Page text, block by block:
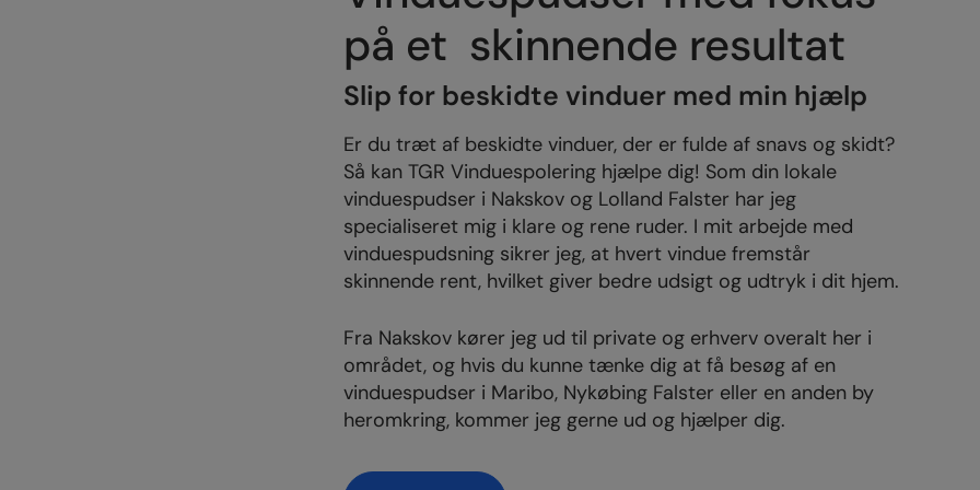
på et skinnende resultat
Slip for beskidte vinduer med min hjælp
Er du træt af beskidte vinduer, der er fulde af snavs og skidt?
Så kan TGR Vinduespolering hjælpe dig! Som din lokale
vinduespudser i Nakskov og Lolland Falster har jeg
specialiseret mig i klare og rene ruder. I mit arbejde med
vinduespudsning sikrer jeg, at hvert vindue fremstår
skinnende rent, hvilket giver bedre udsigt og udtryk i dit hjem.
Fra Nakskov kører jeg ud til private og erhverv overalt her i
området, og hvis du kunne tænke dig at få besøg af en
vinduespudser i Maribo, Nykøbing Falster eller en anden by
heromkring, kommer jeg gerne ud og hjælper dig.